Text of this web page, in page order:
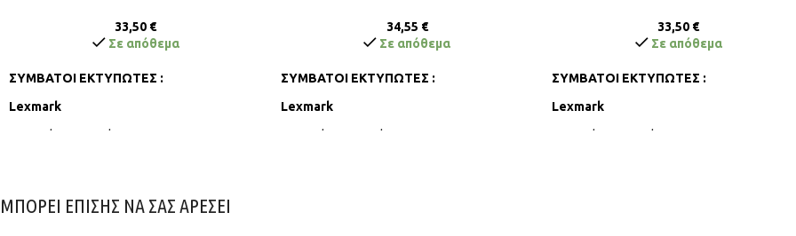
33,50 €
Σε απόθεμα
ΣΥΜΒΑΤΟΙ ΕΚΤΥΠΩΤΕΣ :
Lexmark
C2425dw, C2535dw,
34,55 €
Σε απόθεμα
ΣΥΜΒΑΤΟΙ ΕΚΤΥΠΩΤΕΣ :
Lexmark
C2425dw, C2535dw,
33,50 €
Σε απόθεμα
ΣΥΜΒΑΤΟΙ ΕΚΤΥΠΩΤΕΣ :
Lexmark
C2425dw, C2535dw,
ΜΠΟΡΕΙ ΕΠΙΣΗΣ ΝΑ ΣΑΣ ΑΡΕΣΕΙ